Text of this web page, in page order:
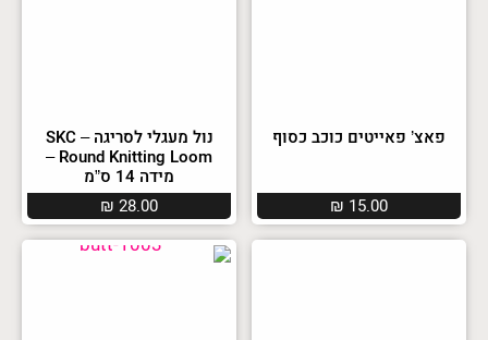
פאצ’ פאייטים כוכב כסוף
₪ 15.00
נול מעגלי לסריגה – SKC
Round Knitting Loom –
מידה 14 ס”מ
₪ 28.00